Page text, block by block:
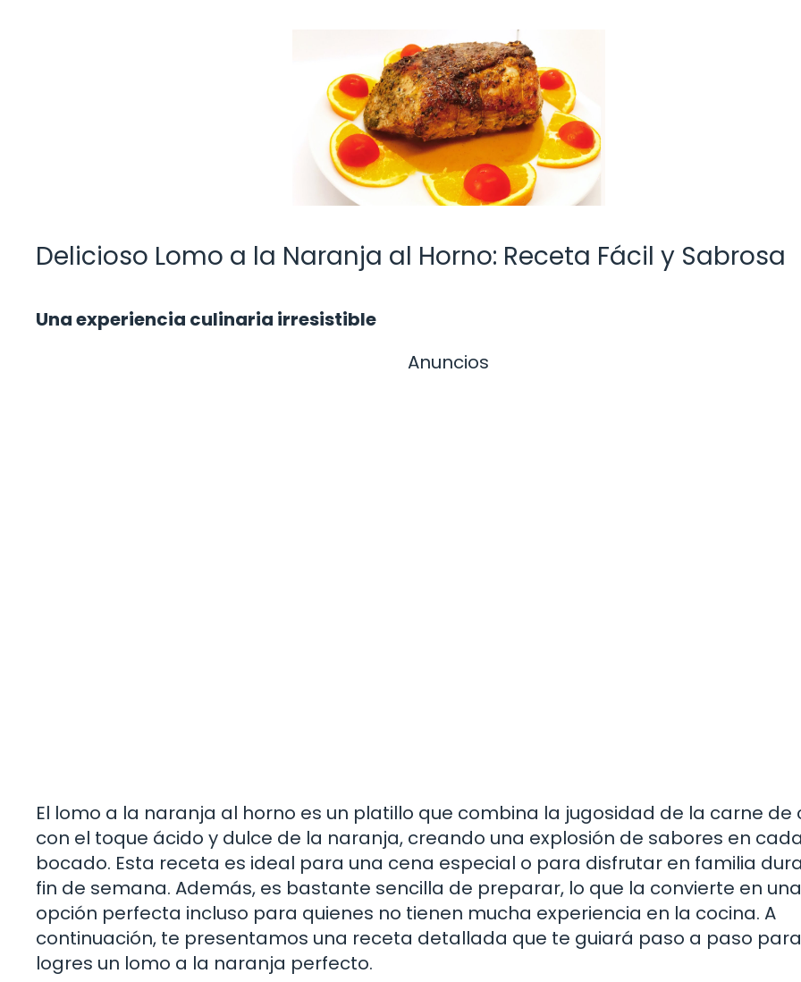
Delicioso Lomo a la Naranja al Horno: Receta Fácil y Sabrosa
Una experiencia culinaria irresistible
Anuncios
El lomo a la naranja al horno es un platillo que combina la jugosidad de la carne de
con el toque ácido y dulce de la naranja, creando una explosión de sabores en cada
bocado. Esta receta es ideal para una cena especial o para disfrutar en familia
fin de semana. Además, es bastante sencilla de preparar, lo que la convierte en una
opción perfecta incluso para quienes no tienen mucha experiencia en la cocina. A
continuación, te presentamos una receta detallada que te guiará paso a paso
logres un lomo a la naranja perfecto.